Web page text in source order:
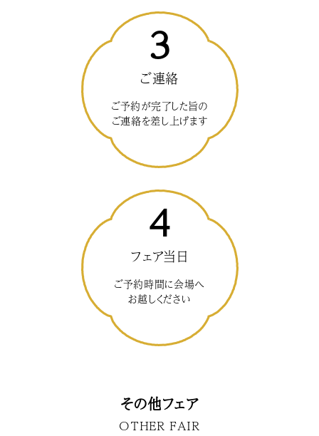
3
ご連絡
ご予約が完了した旨の
ご連絡を差し上げます
4
フェア当日
ご予約時間に会場へ
お越しください
その他フェア
OTHER FAIR